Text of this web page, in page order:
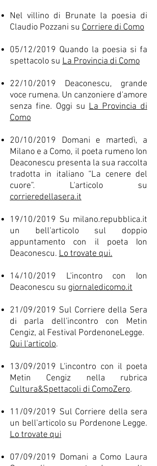
Nel villino di Brunate la poesia di
Claudio Pozzani su Corriere di Como
05/12/2019 Quando la poesia si fa
spettacolo su La Provincia di Como
22/10/2019 Deaconescu, grande
voce rumena. Un canzoniere d'amore
senza fine. Oggi su La Provincia di
Como
20/10/2019 Domani e martedì, a
Milano e a Como, il poeta rumeno Ion
Deaconescu presenta la sua raccolta
tradotta in italiano “La cenere del
cuore”. L'articolo su
corrieredellasera.it
19/10/2019 Su milano.repubblica.it
un bell'articolo sul doppio
appuntamento con il poeta Ion
Deaconescu. Lo trovate qui.
14/10/2019 L'incontro con Ion
Deaconescu su giornaledicomo.it
21/09/2019 Sul Corriere della Sera
di parla dell'incontro con Metin
Cengiz, al Festival PordenoneLegge.
Qui l'articolo.
13/09/2019 L'incontro con il poeta
Metin Cengiz nella rubrica
Cultura&Spettacoli di ComoZero.
11/09/2019 Sul Corriere della sera
un bell'articolo su Pordenone Legge.
Lo trovate qui
07/09/2019 Domani a Como Laura